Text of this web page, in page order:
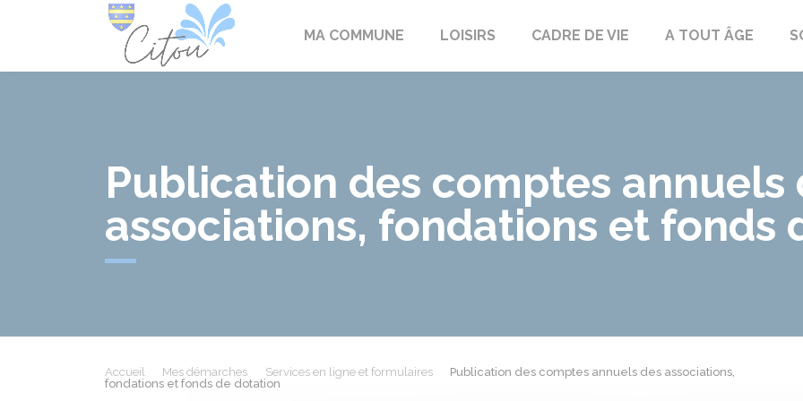
MA COMMUNE LOISIRS CADRE DE VIE A TOUT ÂGE
Publication des comptes annuels
associations, fondations et fonds
Accueil Mes démarches Services en ligne et formulaires
Publication des comptes annuels des associations,
fondations et fonds de dotation